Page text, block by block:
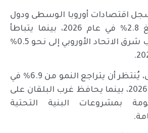
اقتصادات أوروبا الوسطى ودول
البلطيق نمواً يبلغ 2.8% في عام 2026، بينما يتباطأ
النمو في دول جنوب شرق الاتحاد الأوروبي إلى نحو 0.5%
وفي آسيا الوسطى، يُنتظر أن يتراجع النمو من 6.9% في
2025 إلى 5.6% في 2026، بينما يحافظ غرب البلقان على
بمشروعات البنية التحتية